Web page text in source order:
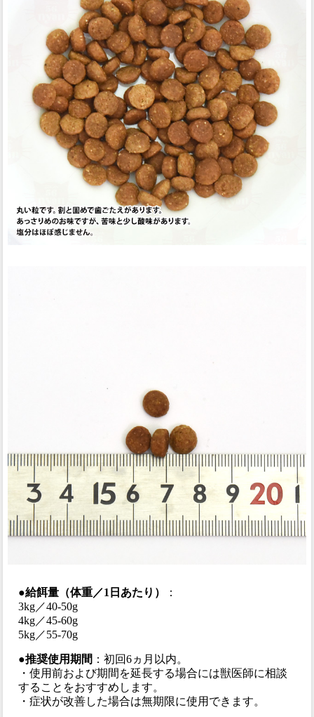
●給餌量（体重／1日あたり）
：
3kg／40-50g
4kg／45-60g
5kg／55-70g
●推奨使用期間 ：初回6ヵ月以内。
・使用前および期間を延長する場合には獣医師に相談
することをおすすめします。
・症状が改善した場合は無期限に使用できます。